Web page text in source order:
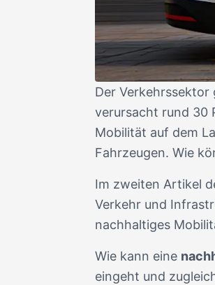
Der
verursacht rund 30
Mobilität auf dem
Fahrzeugen. Wie
Im zweiten Artikel
Verkehr und
nachhaltiges
Wie kann eine
eingeht und